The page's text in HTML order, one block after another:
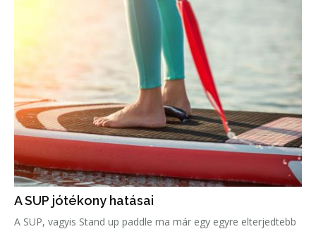
A SUP jótékony hatásai
A SUP, vagyis Stand up paddle ma már egy egyre elterjedtebb